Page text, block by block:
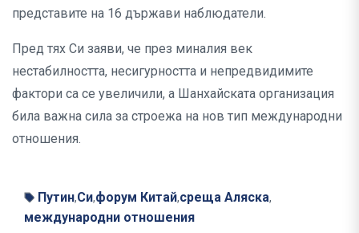
представите на 16 държави наблюдатели.
Пред тях Си заяви, че през миналия век
нестабилността, несигурността и непредвидимите
фактори са се увеличили, а Шанхайската организация
била важна сила за строежа на нов тип международни
отношения.
Путин,Си,форум Китай,среща Аляска,
международни отношения